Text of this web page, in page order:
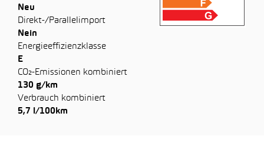
Neu
Direkt-/Parallelimport
Nein
Energieeffizienzklasse
E
CO₂-Emissionen kombiniert
130 g/km
Verbrauch kombiniert
5,7 l/100km